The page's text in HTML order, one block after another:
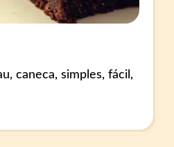
caneca, simples, fácil,